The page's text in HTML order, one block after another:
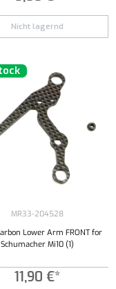
Nicht lagernd
MR33-204528
Lower Arm FRONT for
Schumacher Mi10 (1)
11,90 €*